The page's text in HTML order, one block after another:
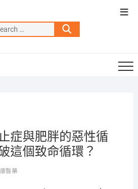
Search
…
症與肥胖的惡性循
這個致命循環？
醫藥